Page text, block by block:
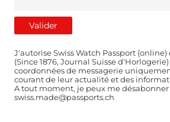
J'autorise Swiss Watch Passport
(Since 1876, Journal Suisse
coordonnées de messagerie
courant de leur actualité et des
A tout moment, je peux me désabonner
swiss.made@passports.ch